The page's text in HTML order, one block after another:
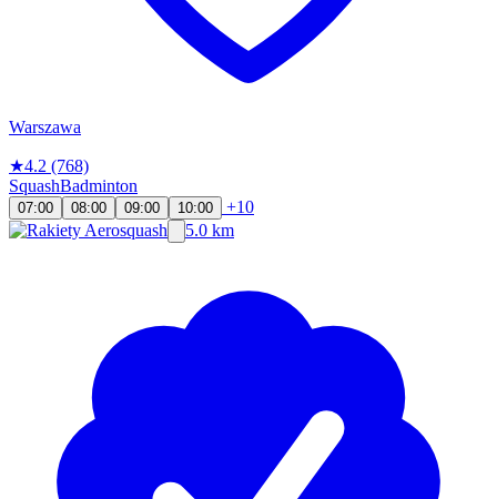
Warszawa
★4.2 (768)
SquashBadminton
07:00 08:00 09:00 10:00
+10
5.0 km